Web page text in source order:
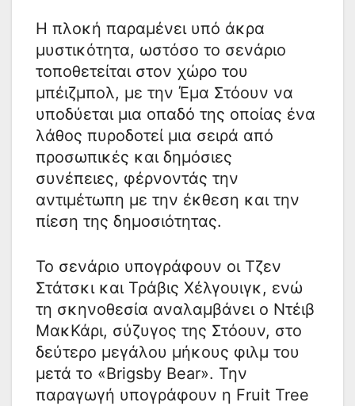
Η πλοκή παραμένει υπό άκρα
μυστικότητα, ωστόσο το σενάριο
τοποθετείται στον χώρο του
μπέιζμπολ, με την Έμα Στόουν να
υποδύεται μια οπαδό της οποίας ένα
λάθος πυροδοτεί μια σειρά από
προσωπικές και δημόσιες
συνέπειες, φέρνοντάς την
αντιμέτωπη με την έκθεση και την
πίεση της δημοσιότητας.
Το σενάριο υπογράφουν οι Τζεν
Στάτσκι και Τράβις Χέλγουιγκ, ενώ
τη σκηνοθεσία αναλαμβάνει ο Ντέιβ
ΜακΚάρι, σύζυγος της Στόουν, στο
δεύτερο μεγάλου μήκους φιλμ του
μετά το «Brigsby Bear». Την
παραγωγή υπογράφουν η Fruit Tree